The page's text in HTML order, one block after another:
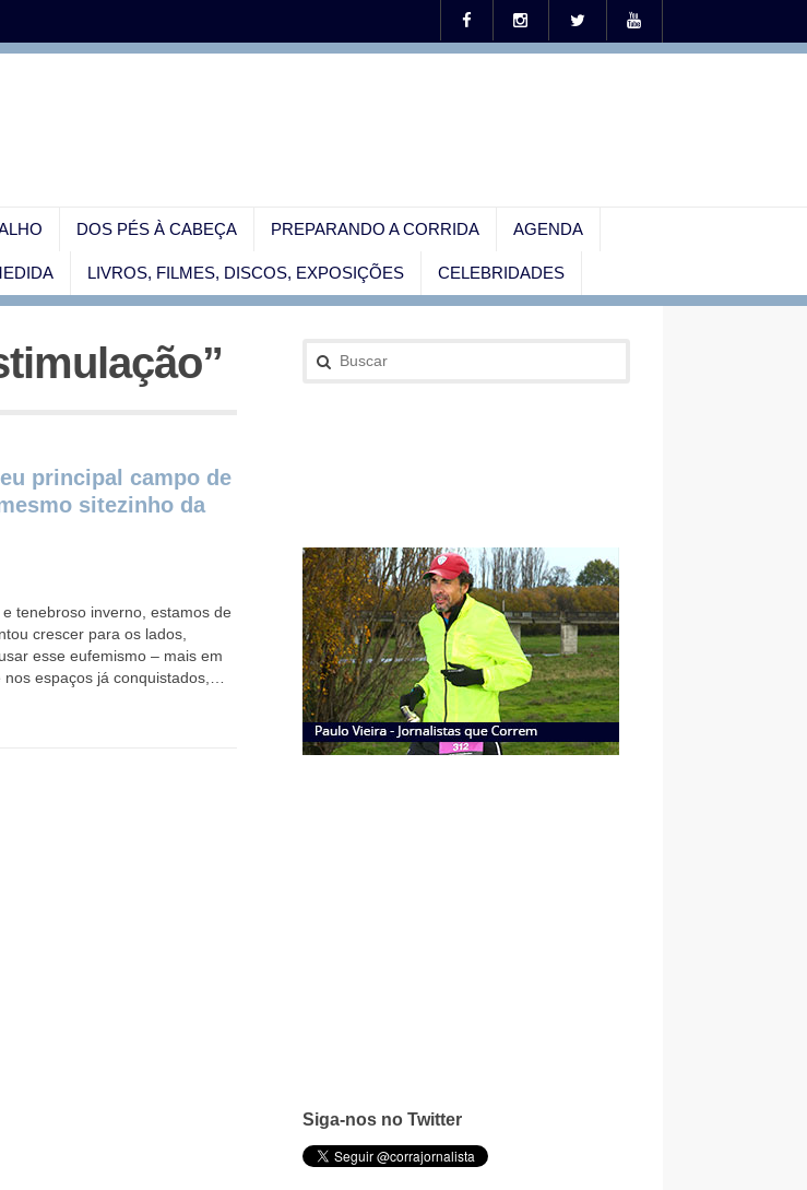
DOS PÉS À CABEÇA PREPARANDO A CORRIDA AGENDA
LIVROS, FILMES, DISCOS, EXPOSIÇÕES CELEBRIDADES
principal campo de
sitezinho da
tenebroso inverno, estamos de
crescer para os lados,
esse eufemismo – mais em
espaços já conquistados,…
Siga-nos no Twitter